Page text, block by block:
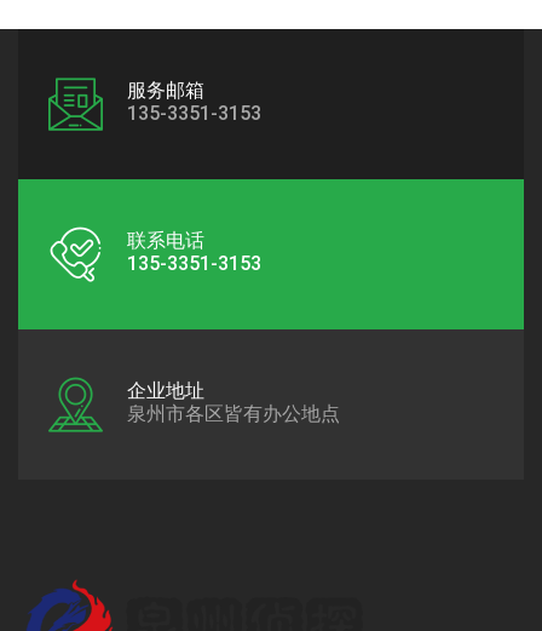
服务邮箱
135-3351-3153
联系电话
135-3351-3153
企业地址
泉州市各区皆有办公地点